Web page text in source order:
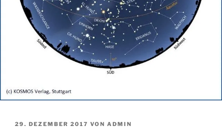
VERÖFFENTLICHT
29. DEZEMBER 2017 VON ADMIN